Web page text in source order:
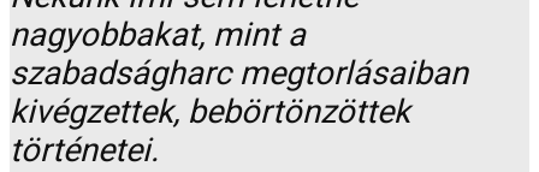
nagyobbakat, mint a
szabadságharc megtorlásaiban
kivégzettek, bebörtönzöttek
történetei.